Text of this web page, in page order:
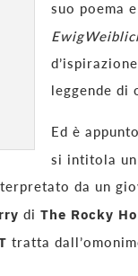
suo poema
leggende di
Ed è appunto
si intitola
da un
di The Rocky
tratta